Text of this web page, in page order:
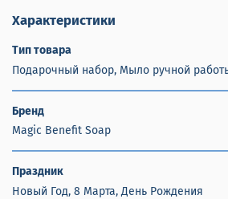
Характеристики
Тип товара
Подарочный набор, Мыло ручной
Бренд
Magic Benefit Soap
Праздник
Новый Год, 8 Марта, День Рождения